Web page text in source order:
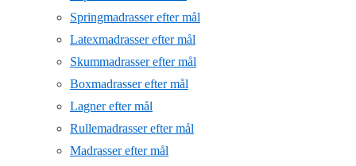
Springmadrasser efter mål
Latexmadrasser efter mål
Skummadrasser efter mål
Boxmadrasser efter mål
Lagner efter mål
Rullemadrasser efter mål
Madrasser efter mål